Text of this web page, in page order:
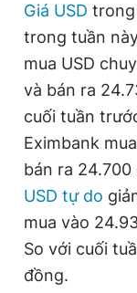
Sản phẩm khác
Tiện ích
Thông tin tòa
Đọc Thanh
Giá USD trong
trong tuần
mua USD
và bán ra
cuối tuần
Eximbank
bán ra
USD tự do
mua vào
So với cuối
đồng.